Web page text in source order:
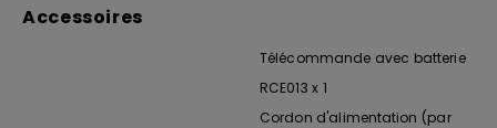
Accessoires
Télécommande avec batterie
RCE013 x 1
Cordon d'alimentation (par